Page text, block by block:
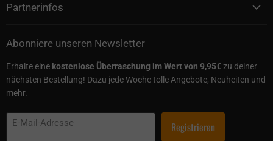
Partnerinfos
Abonniere unseren Newsletter
Erhalte eine kostenlose Überraschung im Wert von 9,95€zu deiner
nächsten Bestellung! Dazu jede Woche tolle Angebote, Neuheiten und
mehr.
E-Mail-Adresse Registrieren